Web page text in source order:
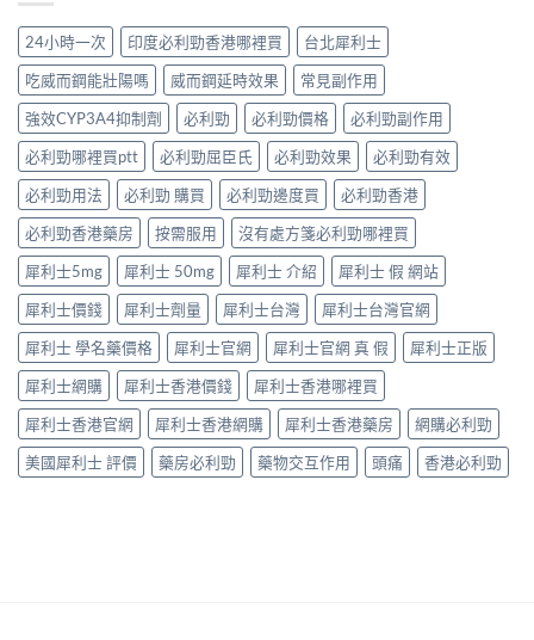
用
法〉
中
效
全
指
南，
香
港
男
性
必
讀〉
中
適
合
「長
期
管
理」？〉
中
獨
同
老
婆
唔
硬
——
呢
類
ED
唔
係
「壞
咗」，
係
心
因
型〉
中
勁
「治
標」
定
「治
本」？
長
食
有
咩
後
果
要
知！〉
中
24小時一次 印度必利勁香港哪裡買
台北犀利士
吃威而鋼能壯陽嗎
威而鋼延時效果
常見副作用
強效CYP3A4抑制劑
必利勁 必利勁價格
必利勁副作用
必利勁哪裡買ptt
必利勁屈臣氏 必利勁效果
必利勁有效
必利勁用法
必利勁 購買 必利勁邊度買
必利勁香港
必利勁香港藥房
按需服用
沒有處方箋必利勁哪裡買
犀利士5mg
犀利士 50mg 犀利士 介紹
犀利士 假 網站
犀利士價錢
犀利士劑量 犀利士台灣
犀利士台灣官網
犀利士 學名藥價格
犀利士官網 犀利士官網 真 假
犀利士正版
犀利士網購
犀利士香港價錢
犀利士香港哪裡買
犀利士香港官網
犀利士香港網購 犀利士香港藥房
網購必利勁
美國犀利士 評價
藥房必利勁 藥物交互作用 頭痛 香港必利勁